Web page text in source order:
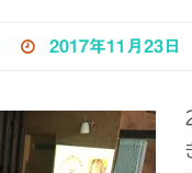
2017年11月23日